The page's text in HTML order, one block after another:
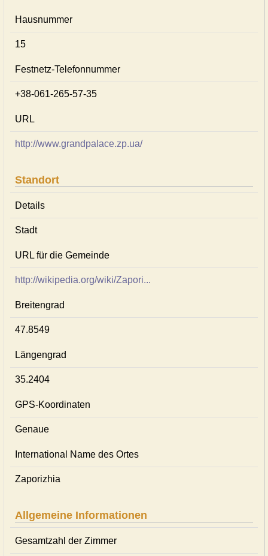
Hausnummer
15
Festnetz-Telefonnummer
+38-061-265-57-35
URL
http://www.grandpalace.zp.ua/
Standort
Details
Stadt
URL für die Gemeinde
http://wikipedia.org/wiki/Zapori...
Breitengrad
47.8549
Längengrad
35.2404
GPS-Koordinaten
Genaue
International Name des Ortes
Zaporizhia
Allgemeine Informationen
Gesamtzahl der Zimmer